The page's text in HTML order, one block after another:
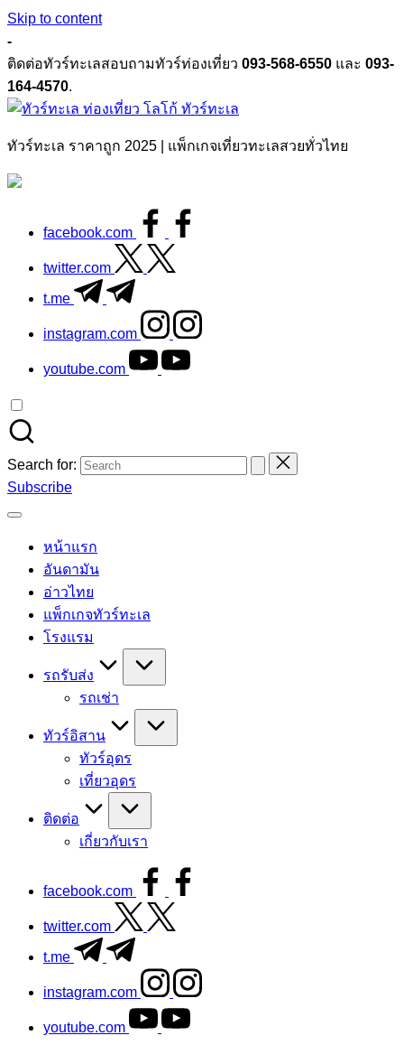
Skip to content
-
ติดต่อทัวร์ทะเลสอบถามทัวร์ท่องเที่ยว 093-568-6550 และ 093-
164-4570.
ทัวร์ทะเล
ทัวร์ทะเล ราคาถูก 2025 | แพ็กเกจเที่ยวทะเลสวยทั่วไทย
facebook.com
twitter.com
t.me
instagram.com
youtube.com
Search for:
Subscribe
หน้าแรก
อันดามัน
อ่าวไทย
แพ็กเกจทัวร์ทะเล
โรงแรม
รถรับส่ง
รถเช่า
ทัวร์อิสาน
ทัวร์อุดร
เที่ยวอุดร
ติดต่อ
เกี่ยวกับเรา
facebook.com
twitter.com
t.me
instagram.com
youtube.com